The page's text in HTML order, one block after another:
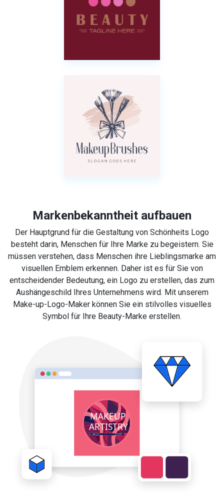
Markenbekanntheit aufbauen
Der Hauptgrund für die Gestaltung von Schönheits Logo
besteht darin, Menschen für Ihre Marke zu begeistern. Sie
müssen verstehen, dass Menschen ihre Lieblingsmarke am
visuellen Emblem erkennen. Daher ist es für Sie von
entscheidender Bedeutung, ein Logo zu erstellen, das zum
Aushängeschild Ihres Unternehmens wird. Mit unserem
Make-up-Logo-Maker können Sie ein stilvolles visuelles
Symbol für Ihre Beauty-Marke erstellen.